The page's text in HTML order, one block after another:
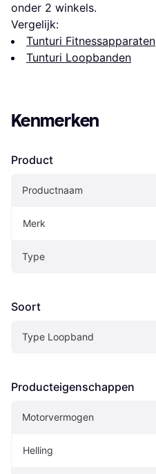
onder 2 winkels.
Vergelijk:
Tunturi Fitnessapparaten
Tunturi Loopbanden
Kenmerken
Product
Productnaam
Merk
Type
Soort
Type Loopband
Producteigenschappen
Motorvermogen
Helling